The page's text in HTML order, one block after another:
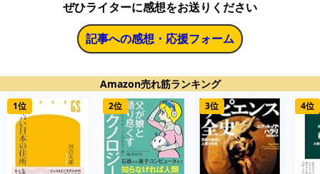
ぜひライターに感想をお送りください
記事への感想・応援フォーム
Amazon売れ筋ランキング
1位 2位 3位 4位